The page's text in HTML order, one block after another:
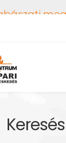
Keresés